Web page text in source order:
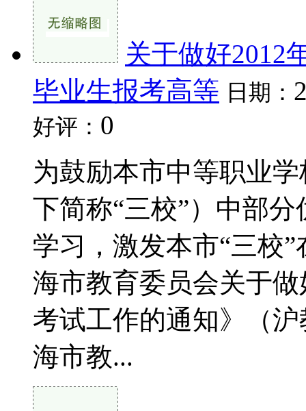
关于做好2012
毕业生报考高等 日期：
好评： 0
为鼓励本市中等职业
下简称“三校”）中部
学习，激发本市“三校
海市教育委员会关于
考试工作的通知》（
海市教...